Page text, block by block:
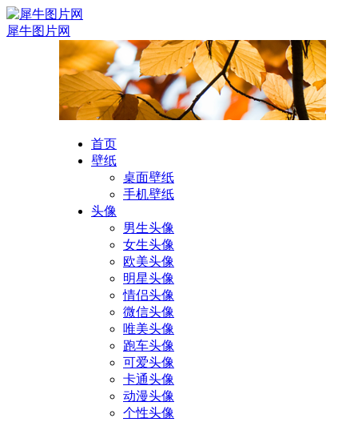
犀牛图片网
首页
壁纸
桌面壁纸
手机壁纸
头像
男生头像
女生头像
欧美头像
明星头像
情侣头像
微信头像
唯美头像
跑车头像
可爱头像
卡通头像
动漫头像
个性头像